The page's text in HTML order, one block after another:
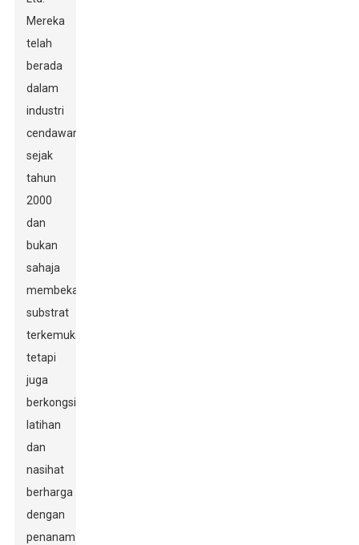
Mereka
telah
berada
dalam
industri
cendawan
sejak
tahun
2000
dan
bukan
sahaja
membekalkan
substrat
terkemuka
tetapi
juga
berkongsi
latihan
dan
nasihat
berharga
dengan
penanam